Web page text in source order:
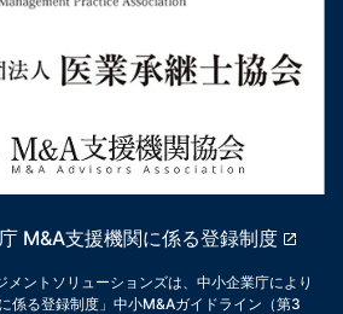
M&A支援機関に係る登録制度
ントソリューションズは、中小企業庁により
係る登録制度」中小M&Aガイドライン（第3